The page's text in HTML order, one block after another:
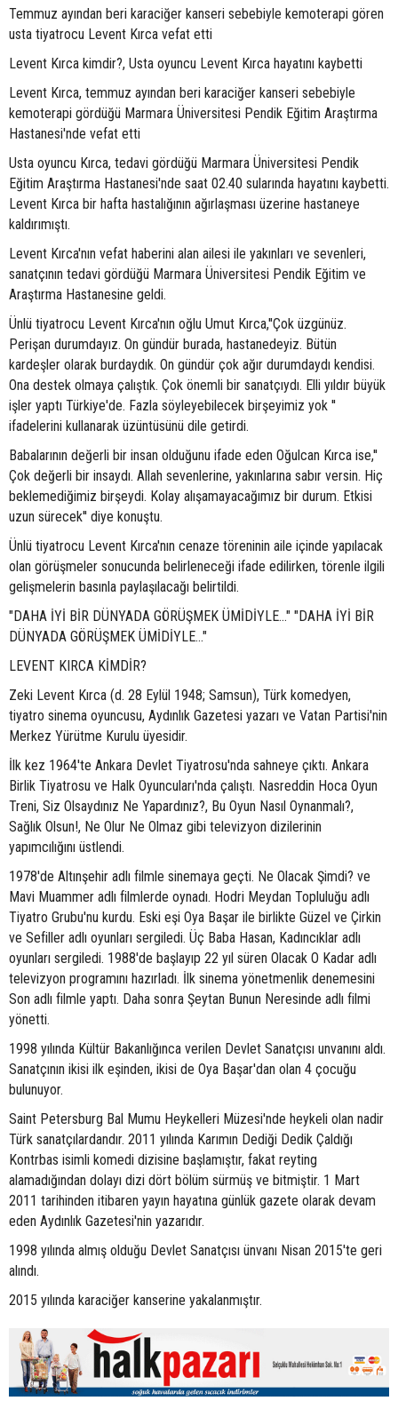
Temmuz ayından beri karaciğer kanseri sebebiyle kemoterapi gören
usta tiyatrocu Levent Kırca vefat etti
Levent Kırca kimdir?, Usta oyuncu Levent Kırca hayatını kaybetti
Levent Kırca, temmuz ayından beri karaciğer kanseri sebebiyle
kemoterapi gördüğü Marmara Üniversitesi Pendik Eğitim Araştırma
Hastanesi'nde vefat etti
Usta oyuncu Kırca, tedavi gördüğü Marmara Üniversitesi Pendik
Eğitim Araştırma Hastanesi'nde saat 02.40 sularında hayatını kaybetti.
Levent Kırca bir hafta hastalığının ağırlaşması üzerine hastaneye
kaldırımıştı.
Levent Kırca'nın vefat haberini alan ailesi ile yakınları ve sevenleri,
sanatçının tedavi gördüğü Marmara Üniversitesi Pendik Eğitim ve
Araştırma Hastanesine geldi.
Ünlü tiyatrocu Levent Kırca'nın oğlu Umut Kırca,''Çok üzgünüz.
Perişan durumdayız. On gündür burada, hastanedeyiz. Bütün
kardeşler olarak burdaydık. On gündür çok ağır durumdaydı kendisi.
Ona destek olmaya çalıştık. Çok önemli bir sanatçıydı. Elli yıldır büyük
işler yaptı Türkiye'de. Fazla söyleyebilecek birşeyimiz yok ''
ifadelerini kullanarak üzüntüsünü dile getirdi.
Babalarının değerli bir insan olduğunu ifade eden Oğulcan Kırca ise,''
Çok değerli bir insaydı. Allah sevenlerine, yakınlarına sabır versin. Hiç
beklemediğimiz birşeydi. Kolay alışamayacağımız bir durum. Etkisi
uzun sürecek'' diye konuştu.
Ünlü tiyatrocu Levent Kırca'nın cenaze töreninin aile içinde yapılacak
olan görüşmeler sonucunda belirleneceği ifade edilirken, törenle ilgili
gelişmelerin basınla paylaşılacağı belirtildi.
"DAHA İYİ BİR DÜNYADA GÖRÜŞMEK ÜMİDİYLE..." "DAHA İYİ BİR
DÜNYADA GÖRÜŞMEK ÜMİDİYLE..."
LEVENT KIRCA KİMDİR?
Zeki Levent Kırca (d. 28 Eylül 1948; Samsun), Türk komedyen,
tiyatro sinema oyuncusu, Aydınlık Gazetesi yazarı ve Vatan Partisi'nin
Merkez Yürütme Kurulu üyesidir.
İlk kez 1964'te Ankara Devlet Tiyatrosu'nda sahneye çıktı. Ankara
Birlik Tiyatrosu ve Halk Oyuncuları'nda çalıştı. Nasreddin Hoca Oyun
Treni, Siz Olsaydınız Ne Yapardınız?, Bu Oyun Nasıl Oynanmalı?,
Sağlık Olsun!, Ne Olur Ne Olmaz gibi televizyon dizilerinin
yapımcılığını üstlendi.
1978'de Altınşehir adlı filmle sinemaya geçti. Ne Olacak Şimdi? ve
Mavi Muammer adlı filmlerde oynadı. Hodri Meydan Topluluğu adlı
Tiyatro Grubu'nu kurdu. Eski eşi Oya Başar ile birlikte Güzel ve Çirkin
ve Sefiller adlı oyunları sergiledi. Üç Baba Hasan, Kadıncıklar adlı
oyunları sergiledi. 1988'de başlayıp 22 yıl süren Olacak O Kadar adlı
televizyon programını hazırladı. İlk sinema yönetmenlik denemesini
Son adlı filmle yaptı. Daha sonra Şeytan Bunun Neresinde adlı filmi
yönetti.
1998 yılında Kültür Bakanlığınca verilen Devlet Sanatçısı unvanını aldı.
Sanatçının ikisi ilk eşinden, ikisi de Oya Başar'dan olan 4 çocuğu
bulunuyor.
Saint Petersburg Bal Mumu Heykelleri Müzesi'nde heykeli olan nadir
Türk sanatçılardandır. 2011 yılında Karımın Dediği Dedik Çaldığı
Kontrbas isimli komedi dizisine başlamıştır, fakat reyting
alamadığından dolayı dizi dört bölüm sürmüş ve bitmiştir. 1 Mart
2011 tarihinden itibaren yayın hayatına günlük gazete olarak devam
eden Aydınlık Gazetesi'nin yazarıdır.
1998 yılında almış olduğu Devlet Sanatçısı ünvanı Nisan 2015'te geri
alındı.
2015 yılında karaciğer kanserine yakalanmıştır.